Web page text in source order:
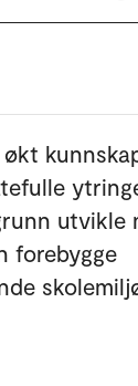
utvikle
forebygge